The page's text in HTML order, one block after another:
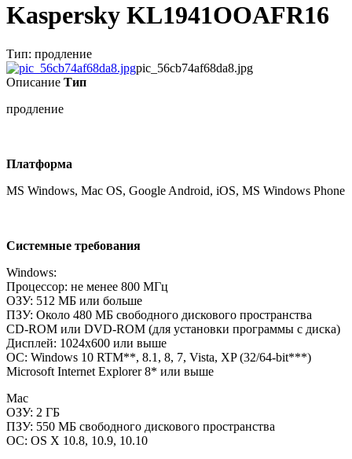
Kaspersky KL1941OOAFR16
Тип: продление
pic_56cb74af68da8.jpg
Описание Тип
продление
Платформа
MS Windows, Мас OS, Google Android, iOS, MS Windows Phone
Системные требования
Windows:
Процессор: не менее 800 МГц
ОЗУ: 512 MБ или больше
ПЗУ: Около 480 МБ свободного дискового пространства
CD-ROM или DVD-ROM (для установки программы с диска)
Дисплей: 1024x600 или выше
ОС: Windows 10 RTM**, 8.1, 8, 7, Vista, XP (32/64-bit***)
Microsoft Internet Explorer 8* или выше
Mac
ОЗУ: 2 ГБ
ПЗУ: 550 МБ свободного дискового пространства
ОС: OS X 10.8, 10.9, 10.10